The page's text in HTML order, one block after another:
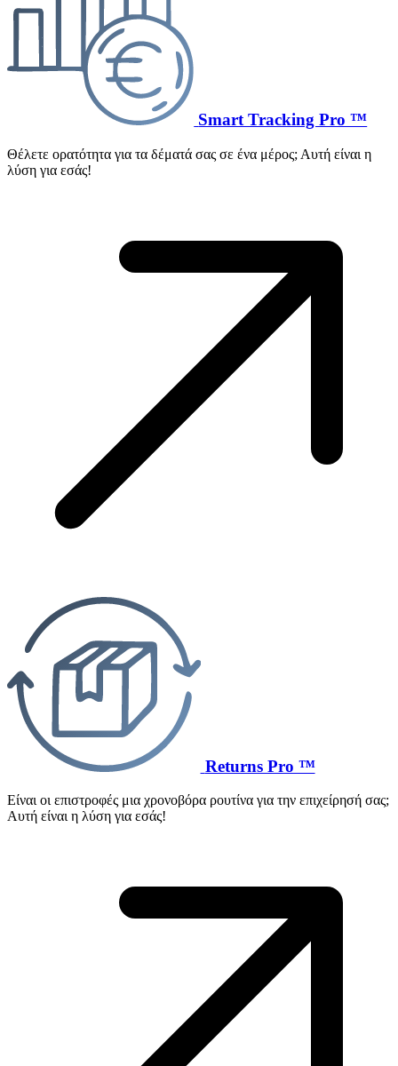
Smart Tracking Pro ™
Θέλετε ορατότητα για τα δέματά σας σε ένα μέρος; Αυτή είναι η
λύση για εσάς!
Returns Pro ™
Είναι οι επιστροφές μια χρονοβόρα ρουτίνα για την επιχείρησή σας;
Αυτή είναι η λύση για εσάς!